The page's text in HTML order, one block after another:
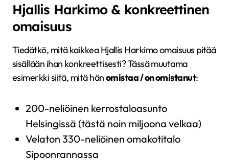
Hjallis Harkimo & konkreettinen
omaisuus
Tiedätkö, mitä kaikkea Hjallis Harkimo omaisuus pitää
sisällään ihan konkreettisesti? Tässä muutama
esimerkki siitä, mitä hänomistaa / on omistanut:
200-neliöinen kerrostaloasunto
Helsingissä (tästä noin miljoona velkaa)
Velaton 330-neliöinen omakotitalo
Sipoonrannassa